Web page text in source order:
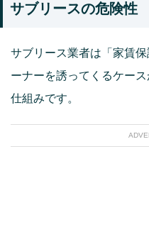
サブリースの危険性
サブリース業者は「家賃
ーナーを誘ってくるケー
仕組みです。